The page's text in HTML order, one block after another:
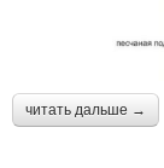
читать дальше →